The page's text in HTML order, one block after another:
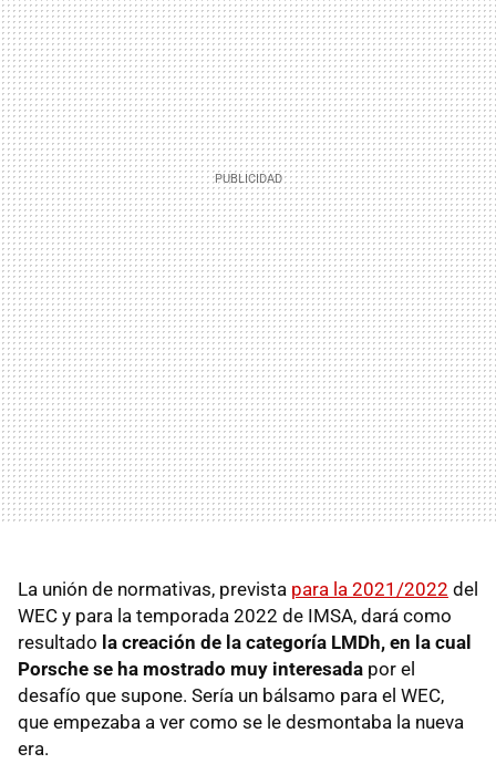
La unión de normativas, prevista para la 2021/2022 del
WEC y para la temporada 2022 de IMSA, dará como
resultado la creación de la categoría LMDh, en la cual
Porsche se ha mostrado muy interesada por el
desafío que supone. Sería un bálsamo para el WEC,
que empezaba a ver como se le desmontaba la nueva
era.